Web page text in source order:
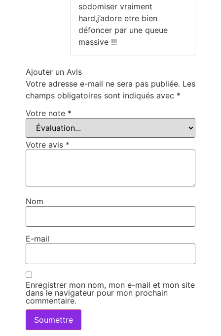
sodomiser vraiment
hard,j’adore etre bien
défoncer par une queue
massive !!!
Ajouter un Avis
Votre adresse e-mail ne sera pas publiée. Les
champs obligatoires sont indiqués avec *
Votre note *
Votre avis *
Nom
E-mail
Enregistrer mon nom, mon e-mail et mon site
dans le navigateur pour mon prochain
commentaire.